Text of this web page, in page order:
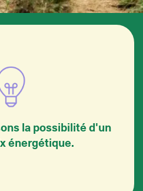
la possibilité d'un
énergétique.